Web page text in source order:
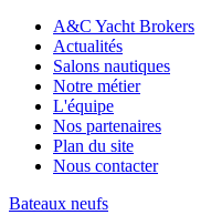
A&C Yacht Brokers
Actualités
Salons nautiques
Notre métier
L'équipe
Nos partenaires
Plan du site
Nous contacter
Bateaux neufs